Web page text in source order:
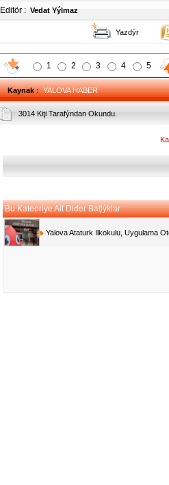
Editör : Vedat Yýlmaz
Yazdýr
1 2 3 4 5
Kaynak: YALOVA HABER
3014 Kiţi Tarafýndan Okundu.
Bu Kateoriye Ait Diđer Baţlýklar
Yalova Ataturk Ilkokulu, Uygulama